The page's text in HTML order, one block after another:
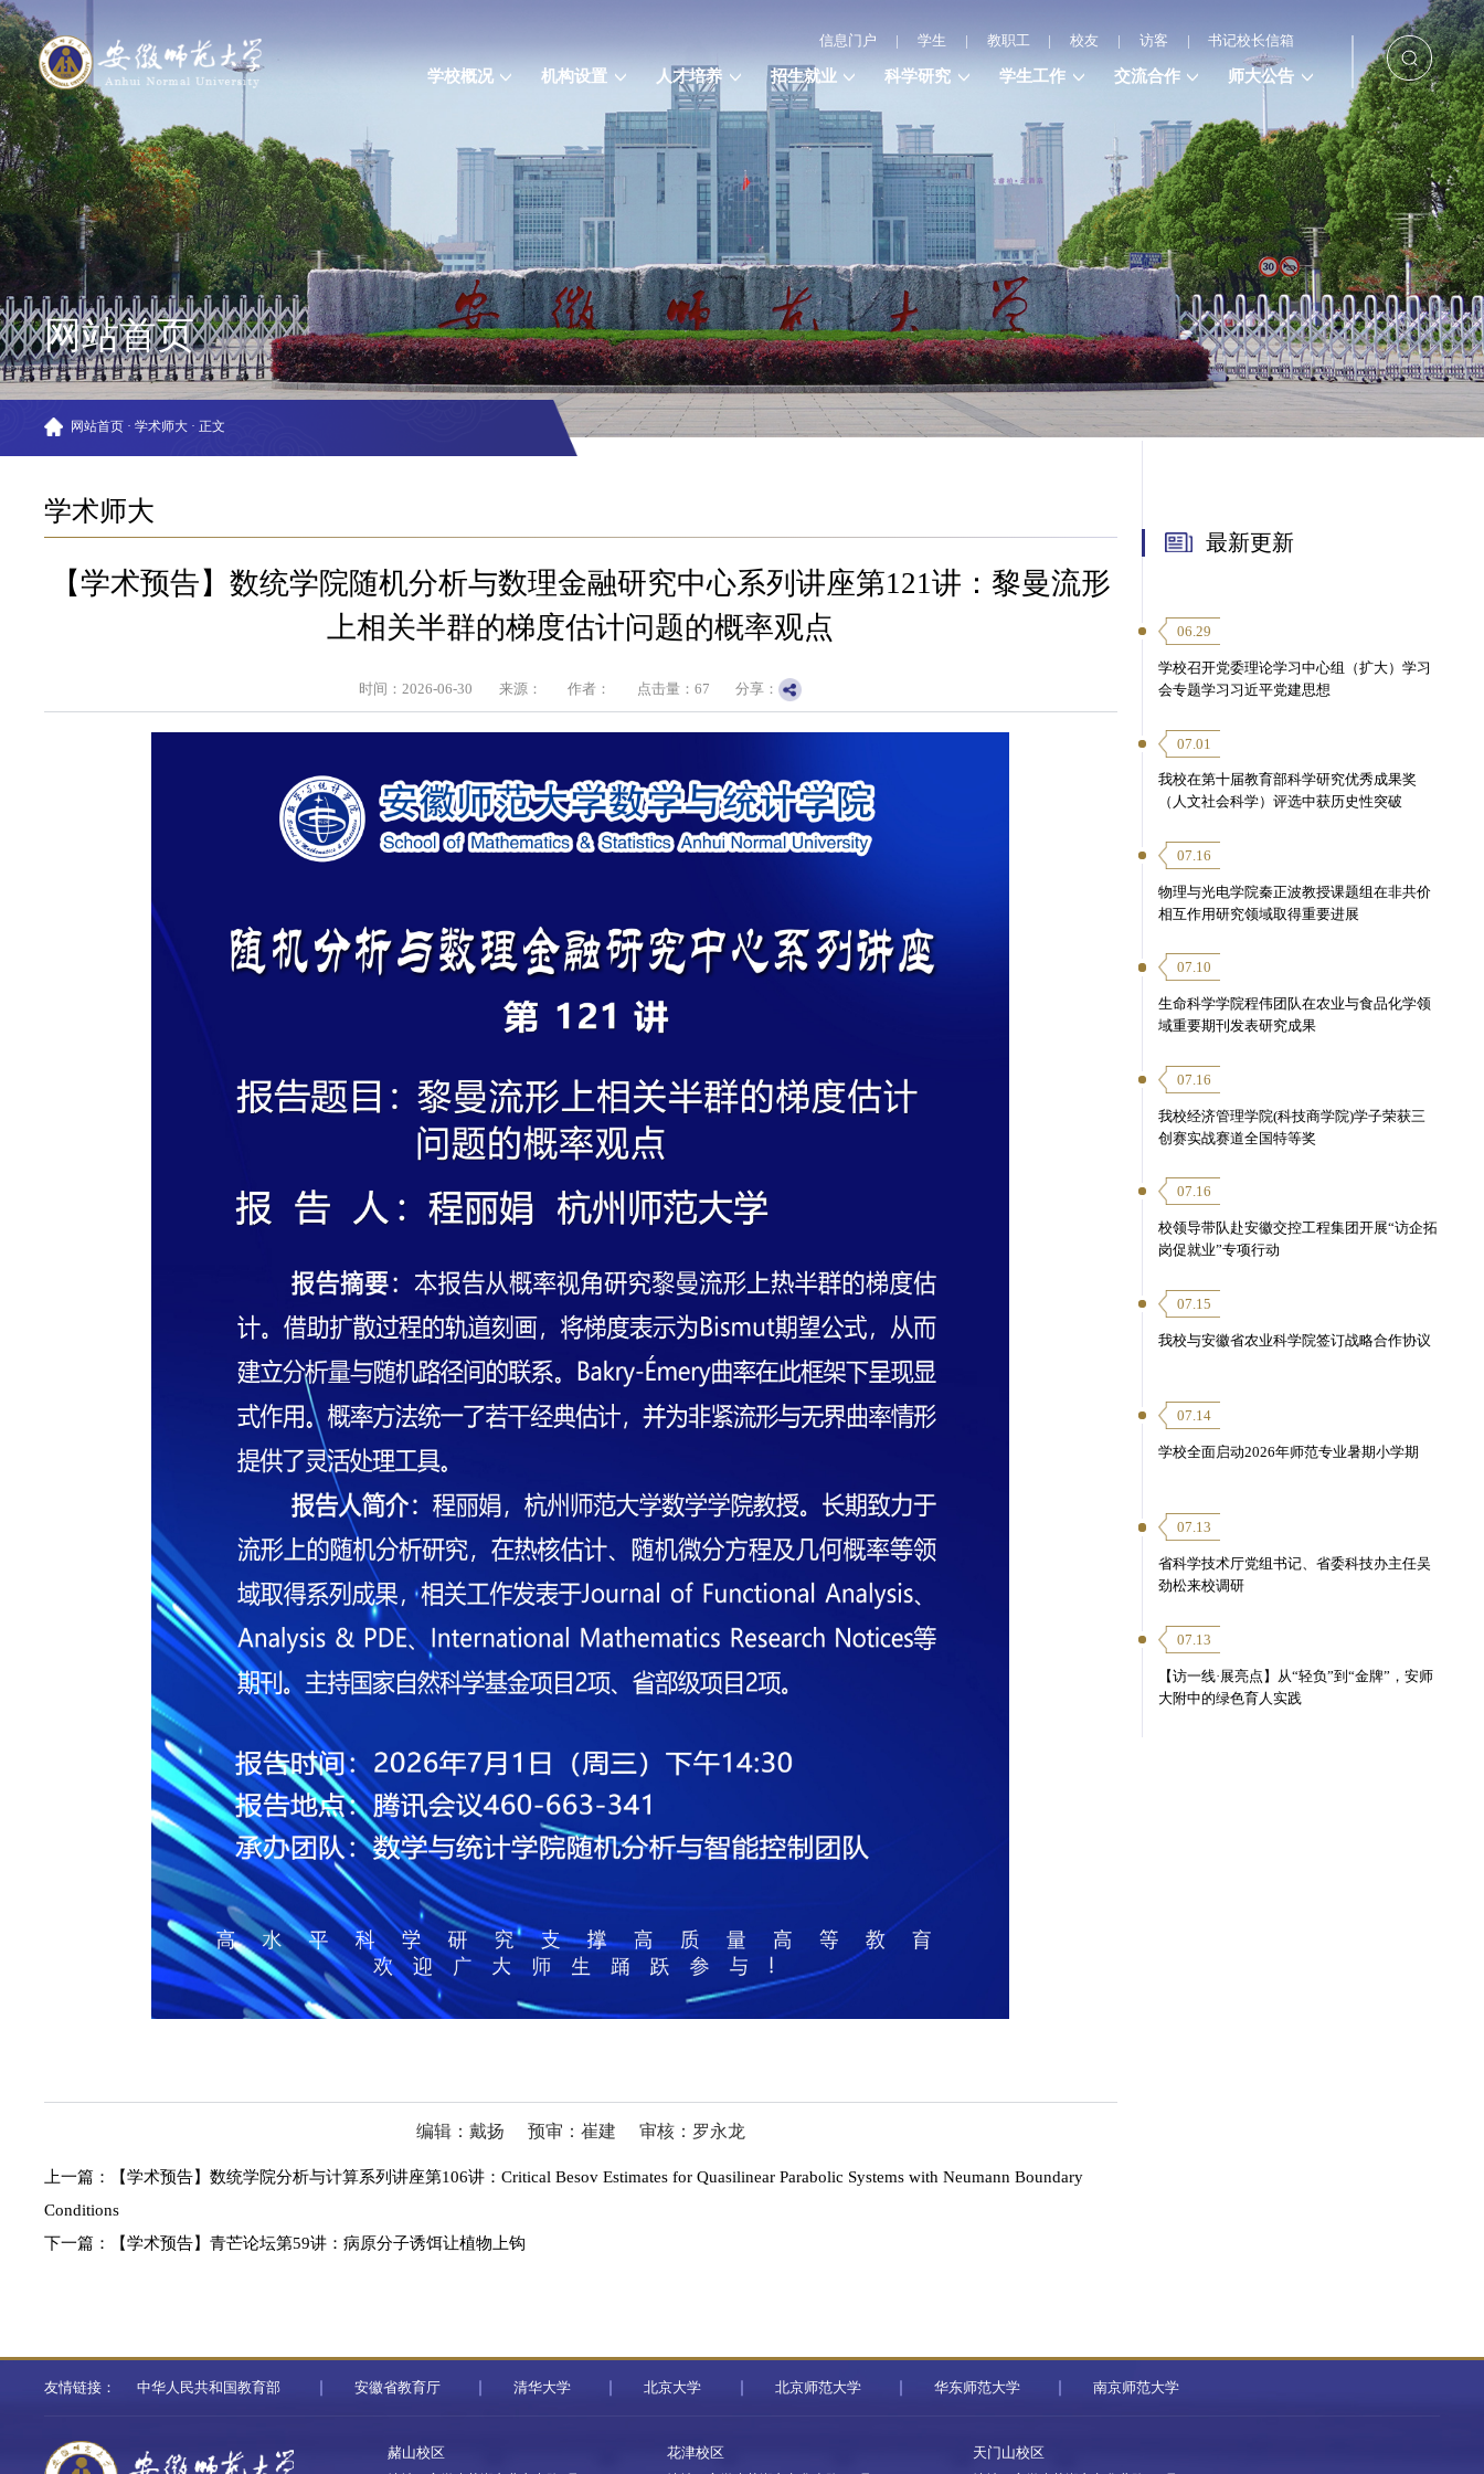
信息门户 | 学生 | 教职工 | 校友 | 访客 | 书记校长信箱
学校概况 机构设置 人才培养 招生就业 科学研究 学生工作 交流合作 师大公告
网站首页
网站首页 · 学术师大 · 正文
学术师大
【学术预告】数统学院随机分析与数理金融研究中心系列讲座第121讲：黎曼流形
上相关半群的梯度估计问题的概率观点
时间：2026-06-30 来源： 作者： 点击量： 67 分享：
编辑：戴扬 预审：崔建 审核：罗永龙
上一篇：
【学术预告】数统学院分析与计算系列讲座第106讲：Critical Besov Estimates for Quasilinear Parabolic Systems with Neumann Boundary
Conditions
下一篇：
【学术预告】青芒论坛第59讲：病原分子诱饵让植物上钩
最新更新
06.29
学校召开党委理论学习中心组（扩大）学习
会专题学习习近平党建思想
07.01
我校在第十届教育部科学研究优秀成果奖
（人文社会科学）评选中获历史性突破
07.16
物理与光电学院秦正波教授课题组在非共价
相互作用研究领域取得重要进展
07.10
生命科学学院程伟团队在农业与食品化学领
域重要期刊发表研究成果
07.16
我校经济管理学院(科技商学院)学子荣获三
创赛实战赛道全国特等奖
07.16
校领导带队赴安徽交控工程集团开展“访企拓
岗促就业”专项行动
07.15
我校与安徽省农业科学院签订战略合作协议
07.14
学校全面启动2026年师范专业暑期小学期
07.13
省科学技术厅党组书记、省委科技办主任吴
劲松来校调研
07.13
【访一线·展亮点】从“轻负”到“金牌”，安师
大附中的绿色育人实践
友情链接： 中华人民共和国教育部 安徽省教育厅 清华大学 北京大学 北京师范大学 华东师范大学 南京师范大学
赭山校区 花津校区 天门山校区